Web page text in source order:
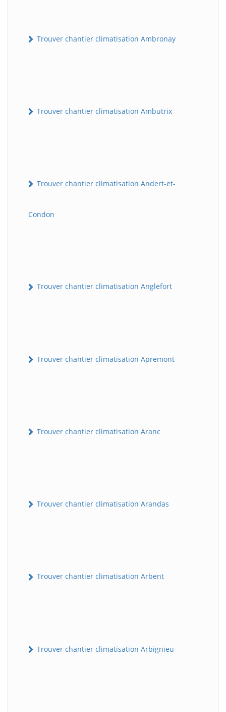
Trouver chantier climatisation Ambronay
Trouver chantier climatisation Ambutrix
Trouver chantier climatisation Andert-et-
Condon
Trouver chantier climatisation Anglefort
Trouver chantier climatisation Apremont
Trouver chantier climatisation Aranc
Trouver chantier climatisation Arandas
Trouver chantier climatisation Arbent
Trouver chantier climatisation Arbignieu